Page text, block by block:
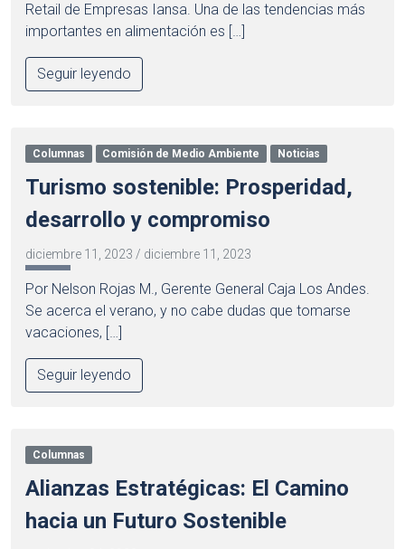
Retail de Empresas Iansa. Una de las tendencias más
importantes en alimentación es […]
Seguir leyendo
Columnas Comisión de Medio Ambiente Noticias
Turismo sostenible: Prosperidad,
desarrollo y compromiso
diciembre 11, 2023 / diciembre 11, 2023
Por Nelson Rojas M., Gerente General Caja Los Andes.
Se acerca el verano, y no cabe dudas que tomarse
vacaciones, […]
Seguir leyendo
Columnas
Alianzas Estratégicas: El Camino
hacia un Futuro Sostenible